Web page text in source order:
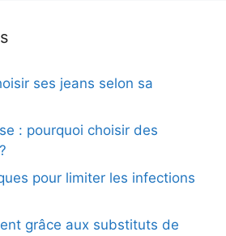
ses jeans selon sa
: pourquoi choisir des
pour limiter les infections
grâce aux substituts de